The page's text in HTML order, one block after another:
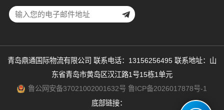
青岛鼎通国际物流有限公司 联系电话：13156256495 联系地址：山
东省青岛市黄岛区汉江路1号15栋1单元
鲁公网安备37021002001632号 鲁ICP备2026017878号-1
底部链接：